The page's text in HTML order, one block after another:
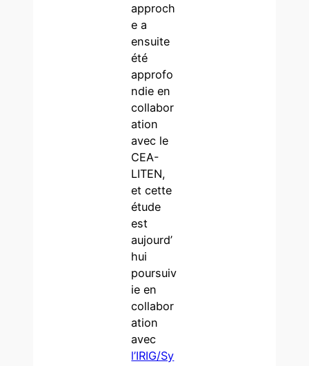
approch
e a
ensuite
été
approfo
ndie en
collabor
ation
avec le
CEA-
LITEN,
et cette
étude
est
aujourd’
hui
poursuiv
ie en
collabor
ation
avec
l’IRIG/Sy